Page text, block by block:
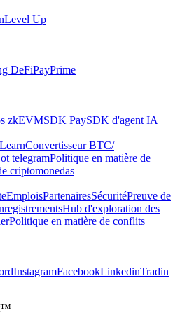
Level Up
DeFiPayPrime
zkEVMSDK PaySDK d'agent IA
LearnConvertisseur BTC/
telegramPolitique en matière de
criptomonedas
EmploisPartenairesSécuritéPreuve de
Hub d'exploration des
Politique en matière de conflits
InstagramFacebookLinkedinTradin